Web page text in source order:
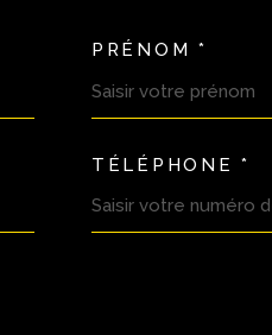
PRÉNOM *
TÉLÉPHONE *